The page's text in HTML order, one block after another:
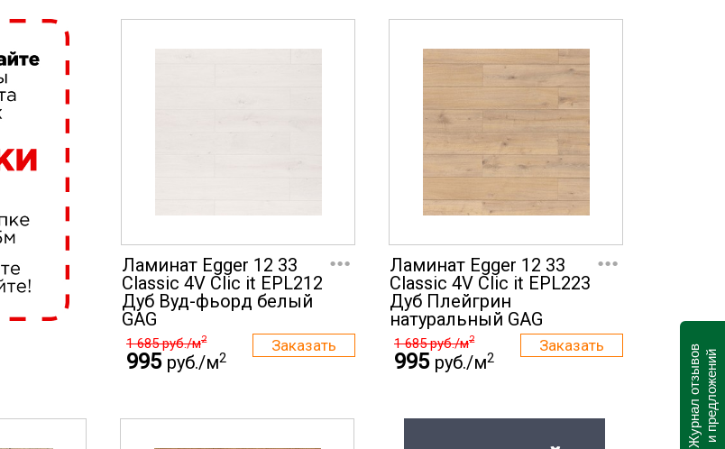
Ламинат Egger 12 33
Classic 4V Clic it EPL212
Дуб Вуд-фьорд белый
GAG
...
1 685руб./м2
995 руб./м2
Ламинат Egger 12 33
Classic 4V Clic it EPL223
Дуб Плейгрин
натуральный GAG
...
1 685руб./м2
995 руб./м2 Журнал отзывови предложений